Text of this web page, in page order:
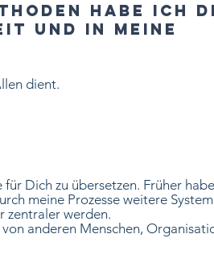
habe ich
und in meine
dient.
für Dich zu übersetzen. Früher
meine Prozesse weitere
zentraler werden.
anderen Menschen,